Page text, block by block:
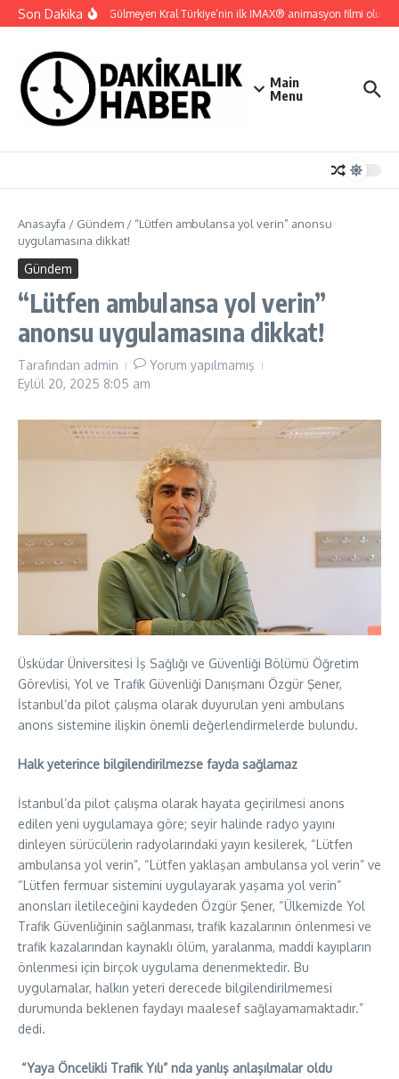
İçeriğe atla
Son DakikaGupi ve Gülmeyen Kral Türkiye’nin ilk IMAX® animasyon filmi oluyor
Main
Menu
Anasayfa / Gündem / “Lütfen ambulansa yol verin” anonsu
uygulamasına dikkat!
Gündem
“Lütfen ambulansa yol verin”
anonsu uygulamasına dikkat!
Tarafından admin
Yorum yapılmamış
Eylül 20, 2025 8:05 am
Üsküdar Üniversitesi İş Sağlığı ve Güvenliği Bölümü Öğretim
Görevlisi, Yol ve Trafik Güvenliği Danışmanı Özgür Şener,
İstanbul’da pilot çalışma olarak duyurulan yeni ambulans
anons sistemine ilişkin önemli değerlendirmelerde bulundu.
Halk yeterince bilgilendirilmezse fayda sağlamaz
İstanbul’da pilot çalışma olarak hayata geçirilmesi anons
edilen yeni uygulamaya göre; seyir halinde radyo yayını
dinleyen sürücülerin radyolarındaki yayın kesilerek, “Lütfen
ambulansa yol verin”, “Lütfen yaklaşan ambulansa yol verin” ve
“Lütfen fermuar sistemini uygulayarak yaşama yol verin”
anonsları iletileceğini kaydeden Özgür Şener, “Ülkemizde Yol
Trafik Güvenliğinin sağlanması, trafik kazalarının önlenmesi ve
trafik kazalarından kaynaklı ölüm, yaralanma, maddi kayıpların
önlenmesi için birçok uygulama denenmektedir. Bu
uygulamalar, halkın yeteri derecede bilgilendirilmemesi
durumunda beklenen faydayı maalesef sağlayamamaktadır.”
dedi.
“Yaya Öncelikli Trafik Yılı” nda yanlış anlaşılmalar oldu